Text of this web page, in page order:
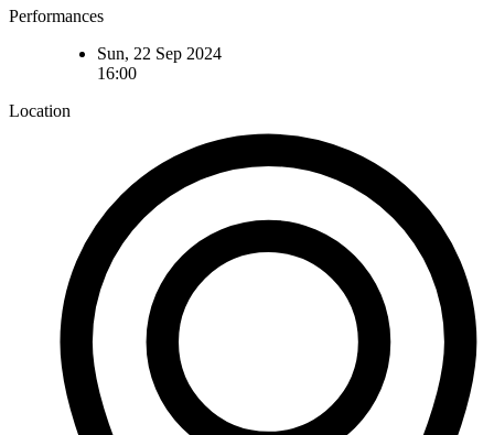
Performances
Sun, 22 Sep 2024
16:00
Location